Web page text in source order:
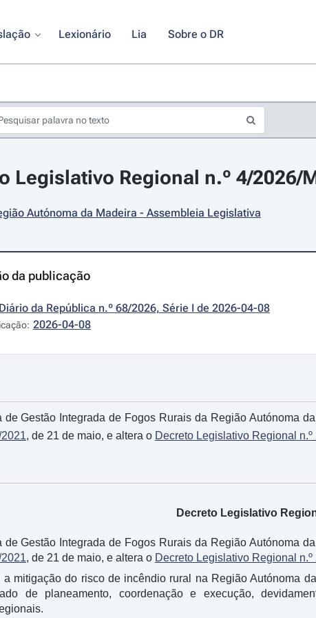
Lexionário Lia Sobre o DR
Legislativo Regional n.º 4/2026/
Autónoma da Madeira - Assembleia Legislativa
da publicação
Diário da República n.º 68/2026, Série I de 2026-04-08
2026-04-08
de Gestão Integrada de Fogos Rurais da Região Autónoma
2021, de 21 de maio, e altera o Decreto Legislativo Regional n.º
Decreto Legislativo
de Gestão Integrada de Fogos Rurais da Região Autónoma
2021, de 21 de maio, e altera o Decreto Legislativo Regional n.º
a mitigação do risco de incêndio rural na Região Autónoma
de planeamento, coordenação e execução,